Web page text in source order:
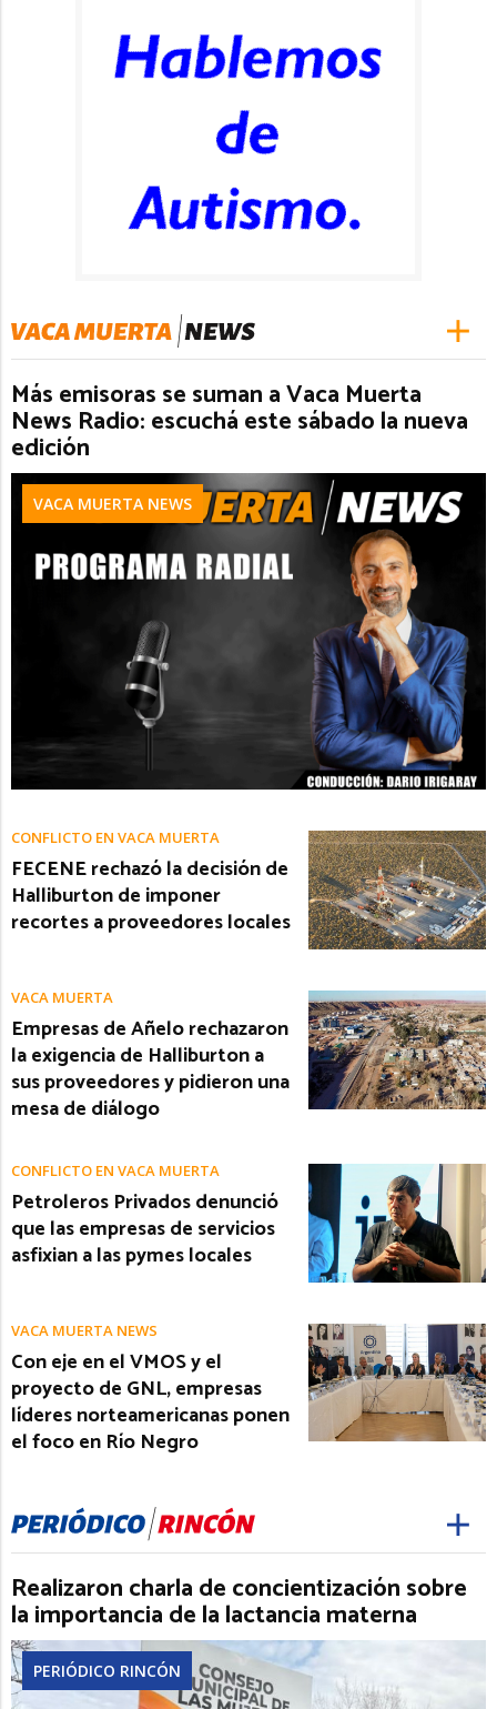
Más emisoras se suman a Vaca Muerta
News Radio: escuchá este sábado la nueva
edición
VACA MUERTA NEWS
CONFLICTO EN VACA MUERTA
FECENE rechazó la decisión de
Halliburton de imponer
recortes a proveedores locales
VACA MUERTA
Empresas de Añelo rechazaron
la exigencia de Halliburton a
sus proveedores y pidieron una
mesa de diálogo
CONFLICTO EN VACA MUERTA
Petroleros Privados denunció
que las empresas de servicios
asfixian a las pymes locales
VACA MUERTA NEWS
Con eje en el VMOS y el
proyecto de GNL, empresas
líderes norteamericanas ponen
el foco en Río Negro
Realizaron charla de concientización sobre
la importancia de la lactancia materna
PERIÓDICO RINCÓN